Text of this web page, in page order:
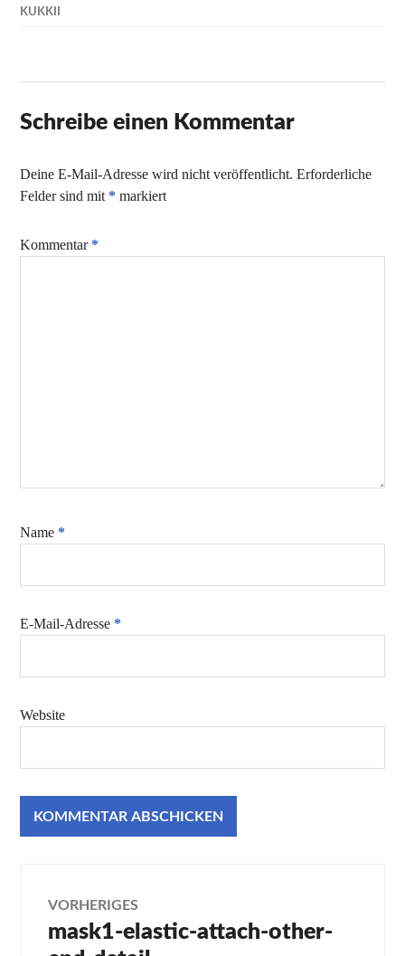
KUKKII
Schreibe einen Kommentar
Deine E-Mail-Adresse wird nicht veröffentlicht. Erforderliche
Felder sind mit * markiert
Kommentar *
Name *
E-Mail-Adresse *
Website
VORHERIGES
Vorheriger
Beitrag:
mask1-elastic-attach-other-